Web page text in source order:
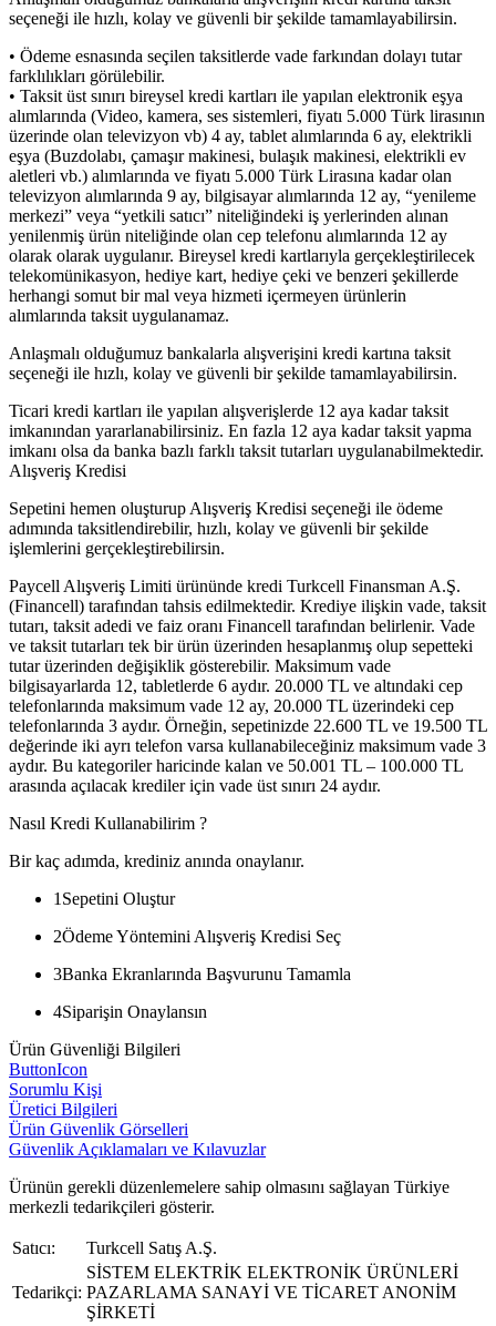
seçeneği ile hızlı, kolay ve güvenli bir şekilde tamamlayabilirsin.
• Ödeme esnasında seçilen taksitlerde vade farkından dolayı tutar
farklılıkları görülebilir.
• Taksit üst sınırı bireysel kredi kartları ile yapılan elektronik eşya
alımlarında (Video, kamera, ses sistemleri, fiyatı 5.000 Türk lirasının
üzerinde olan televizyon vb) 4 ay, tablet alımlarında 6 ay, elektrikli
eşya (Buzdolabı, çamaşır makinesi, bulaşık makinesi, elektrikli ev
aletleri vb.) alımlarında ve fiyatı 5.000 Türk Lirasına kadar olan
televizyon alımlarında 9 ay, bilgisayar alımlarında 12 ay, “yenileme
merkezi” veya “yetkili satıcı” niteliğindeki iş yerlerinden alınan
yenilenmiş ürün niteliğinde olan cep telefonu alımlarında 12 ay
olarak olarak uygulanır. Bireysel kredi kartlarıyla gerçekleştirilecek
telekomünikasyon, hediye kart, hediye çeki ve benzeri şekillerde
herhangi somut bir mal veya hizmeti içermeyen ürünlerin
alımlarında taksit uygulanamaz.
Anlaşmalı olduğumuz bankalarla alışverişini kredi kartına taksit
seçeneği ile hızlı, kolay ve güvenli bir şekilde tamamlayabilirsin.
Ticari kredi kartları ile yapılan alışverişlerde 12 aya kadar taksit
imkanından yararlanabilirsiniz. En fazla 12 aya kadar taksit yapma
imkanı olsa da banka bazlı farklı taksit tutarları uygulanabilmektedir.
Alışveriş Kredisi
Sepetini hemen oluşturup Alışveriş Kredisi seçeneği ile ödeme
adımında taksitlendirebilir, hızlı, kolay ve güvenli bir şekilde
işlemlerini gerçekleştirebilirsin.
Paycell Alışveriş Limiti ürününde kredi Turkcell Finansman A.Ş.
(Financell) tarafından tahsis edilmektedir. Krediye ilişkin vade, taksit
tutarı, taksit adedi ve faiz oranı Financell tarafından belirlenir. Vade
ve taksit tutarları tek bir ürün üzerinden hesaplanmış olup sepetteki
tutar üzerinden değişiklik gösterebilir. Maksimum vade
bilgisayarlarda 12, tabletlerde 6 aydır. 20.000 TL ve altındaki cep
telefonlarında maksimum vade 12 ay, 20.000 TL üzerindeki cep
telefonlarında 3 aydır. Örneğin, sepetinizde 22.600 TL ve 19.500 TL
değerinde iki ayrı telefon varsa kullanabileceğiniz maksimum vade 3
aydır. Bu kategoriler haricinde kalan ve 50.001 TL – 100.000 TL
arasında açılacak krediler için vade üst sınırı 24 aydır.
Nasıl Kredi Kullanabilirim ?
Bir kaç adımda, krediniz anında onaylanır.
1 Sepetini Oluştur
2Ödeme Yöntemini Alışveriş Kredisi Seç
3Banka Ekranlarında Başvurunu Tamamla
4Siparişin Onaylansın
Ürün Güvenliği Bilgileri
ButtonIcon
Sorumlu Kişi
Üretici Bilgileri
Ürün Güvenlik Görselleri
Güvenlik Açıklamaları ve Kılavuzlar
Ürünün gerekli düzenlemelere sahip olmasını sağlayan Türkiye
merkezli tedarikçileri gösterir.
Satıcı: Turkcell Satış A.Ş.
Tedarikçi:
SİSTEM ELEKTRİK ELEKTRONİK ÜRÜNLERİ
PAZARLAMA SANAYİ VE TİCARET ANONİM
ŞİRKETİ